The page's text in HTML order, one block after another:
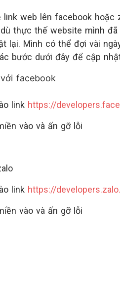
link web lên facebook hoặc
thực thế website mình
lại. Mình có thể đợi vài
bước dưới đây để cập
facebook
link https://
vào và ấn gỡ lỗi
link https://
vào và ấn gỡ lỗi